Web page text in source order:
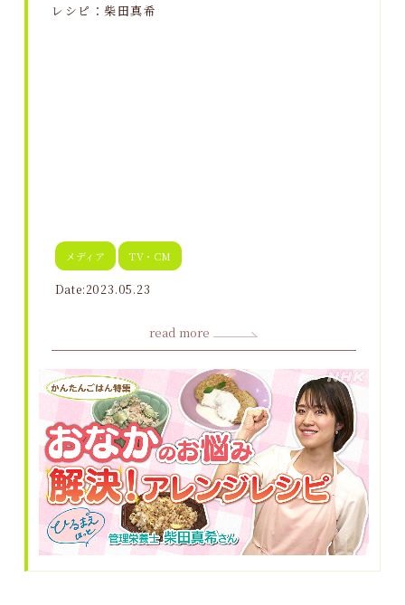
レシピ：柴田真希
メディア TV・CM
Date:2023.05.23
read more